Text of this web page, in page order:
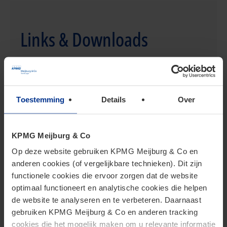
Toestemming Details Over
KPMG Meijburg & Co
Op deze website gebruiken KPMG Meijburg & Co en
anderen cookies (of vergelijkbare technieken). Dit zijn
functionele cookies die ervoor zorgen dat de website
optimaal functioneert en analytische cookies die helpen
de website te analyseren en te verbeteren. Daarnaast
gebruiken KPMG Meijburg & Co en anderen tracking
cookies die het mogelijk maken om u relevante informatie
Links & Downloads
Advies nodig?